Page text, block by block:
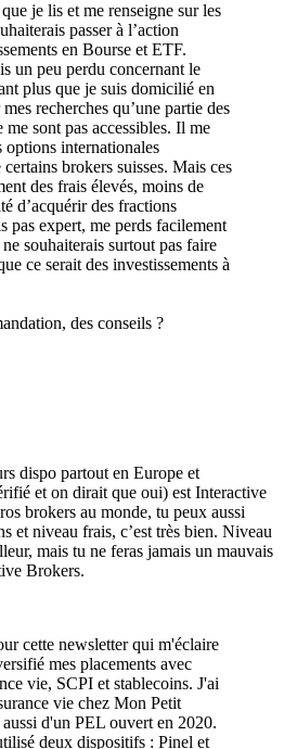
je lis et me renseigne sur les
passer à l’action
en Bourse et ETF.
un peu perdu concernant le
plus que je suis domicilié en
recherches qu’une partie des
sont pas accessibles. Il me
options internationales
brokers suisses. Mais ces
des frais élevés, moins de
d’acquérir des fractions
pas expert, me perds facilement
souhaiterais surtout pas faire
ce serait des investissements à
des conseils ?
dispo partout en Europe et
et on dirait que oui) est Interactive
brokers au monde, tu peux aussi
et niveau frais, c’est très bien. Niveau
mais tu ne feras jamais un mauvais
Brokers.
cette newsletter qui m'éclaire
mes placements avec
vie, SCPI et stablecoins. J'ai
vie chez Mon Petit
d'un PEL ouvert en 2020.
deux dispositifs : Pinel et